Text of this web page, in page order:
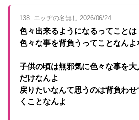
138. エッヂの名無し 2026/06/24
色々出来るようになるってことは
色々な事を背負うってことなんよ
子供の頃は無邪気に色々な事を大
だけなんよ
戻りたいなんて思うのは背負わ
くことなんよ